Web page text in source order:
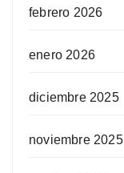
febrero 2026
enero 2026
diciembre 2025
noviembre 2025